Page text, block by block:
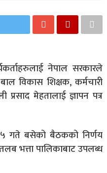
नेपाल सरकारले
विकास शिक्षक, कर्मचारी
मेहतालाई ज्ञापन पत्र
गते बसेको बैठकको निर्णय
भत्ता पालिकाबाट उपलब्ध